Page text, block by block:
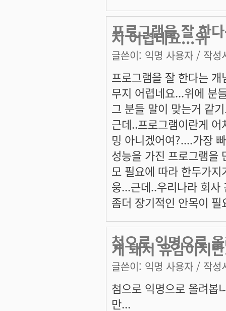
프로그램을 잘 한
지 어렵네요...위
글쓴이: 익명 사용자 / 작성
프로그램을 잘 한다는
무지 어렵네요...위에 분
그 분들 말이 맞는거 같
근데..프로그램이란게
밍 아니겠어여?....가장
성능을 가진 프로그램을
모 필요에 따라 한두가
웅...근데..우리나라 회
좀더 장기적인 안목이
첨으로 익명으로
게 돼서 유감이지
글쓴이: 익명 사용자 / 작성
첨으로 익명으로 올려봅
만...